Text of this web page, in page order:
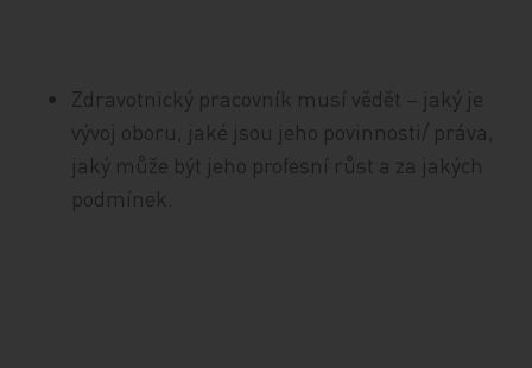
Zdravotnický pracovník musí vědět – jaký je
vývoj oboru, jaké jsou jeho povinnosti/ práva,
jaký může být jeho profesní růst a za jakých
podmínek.